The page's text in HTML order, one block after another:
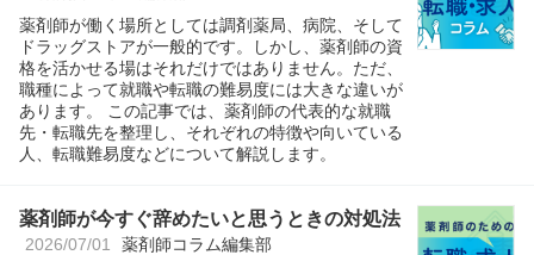
薬剤師が働く場所としては調剤薬局、病院、そして
ドラッグストアが一般的です。しかし、薬剤師の資
格を活かせる場はそれだけではありません。ただ、
職種によって就職や転職の難易度には大きな違いが
あります。 この記事では、薬剤師の代表的な就職
先・転職先を整理し、それぞれの特徴や向いている
人、転職難易度などについて解説します。
薬剤師が今すぐ辞めたいと思うときの対処法
2026/07/01 薬剤師コラム編集部